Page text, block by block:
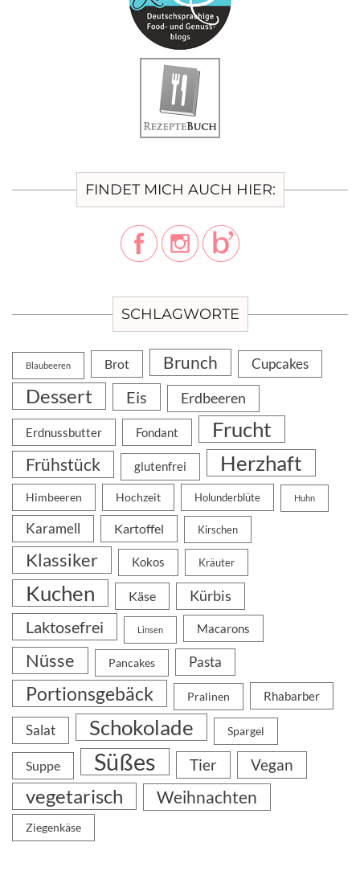
FINDET MICH AUCH HIER:
SCHLAGWORTE
Blaubeeren Brot Brunch Cupcakes
Dessert Eis Erdbeeren
Erdnussbutter Fondant Frucht
Frühstück glutenfrei Herzhaft
Himbeeren Hochzeit Holunderblüte Huhn
Karamell Kartoffel Kirschen
Klassiker Kokos Kräuter
Kuchen Käse Kürbis
Laktosefrei Linsen Macarons
Nüsse Pancakes Pasta
Portionsgebäck Pralinen Rhabarber
Salat Schokolade Spargel
Suppe Süßes Tier Vegan
vegetarisch Weihnachten
Ziegenkäse